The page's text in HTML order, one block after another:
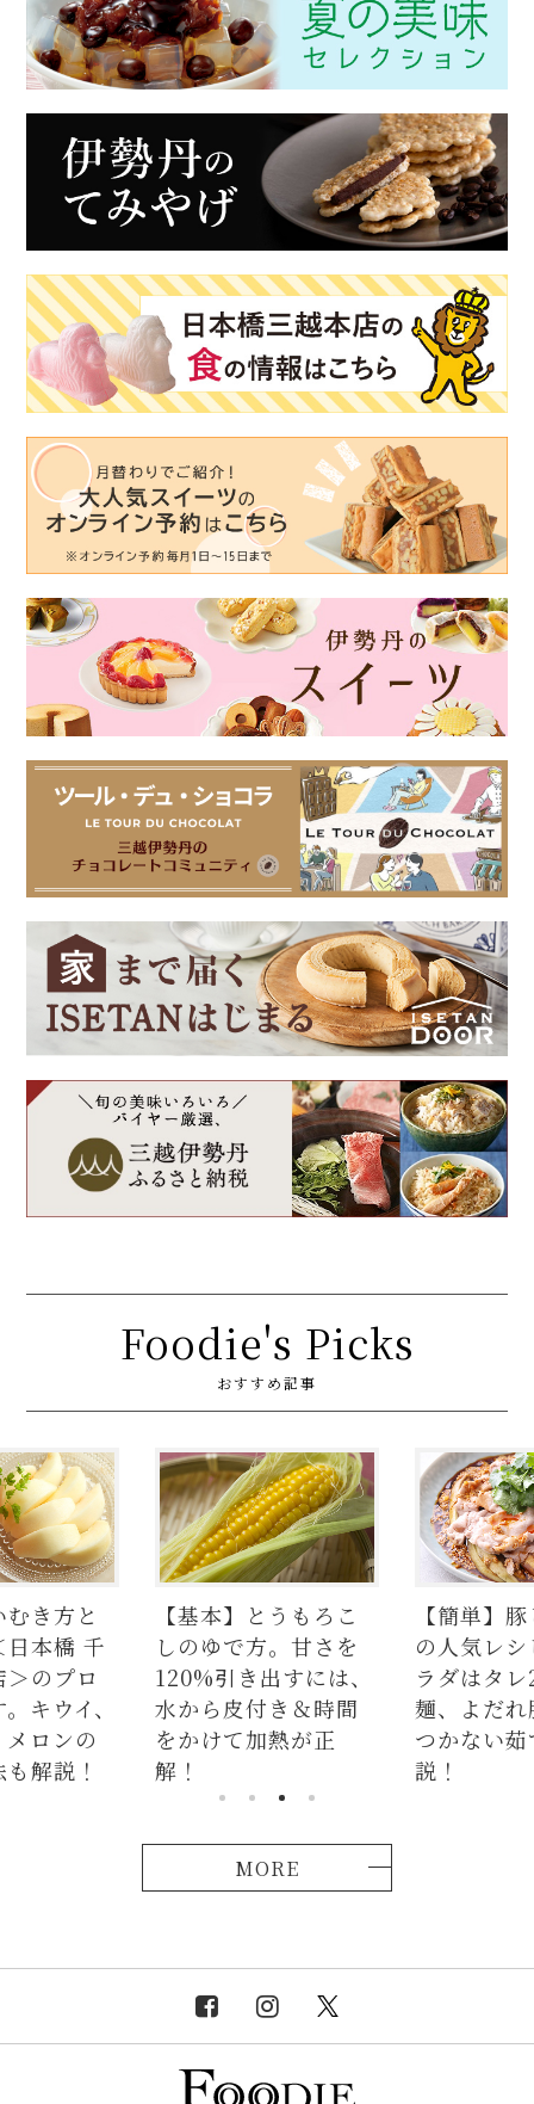
Foodie's Picks
おすすめ記事
き方と
本橋 千
のプロ
キウイ、
ロンの
解説！
【基本】とうもろこ
しのゆで方。甘さを
120%引き出すには、
水から皮付き＆時間
をかけて加熱が正
解！
【簡単】
の人気レ
ラダはタ
麺、よだ
つかない
説！
MORE